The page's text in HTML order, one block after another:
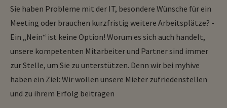
Sie haben Probleme mit der IT, besondere Wünsche für ein
Meeting oder brauchen kurzfristig weitere Arbeitsplätze? -
Ein „Nein“ ist keine Option! Worum es sich auch handelt,
unsere kompetenten Mitarbeiter und Partner sind immer
zur Stelle, um Sie zu unterstützen. Denn wir bei myhive
haben ein Ziel: Wir wollen unsere Mieter zufriedenstellen
und zu ihrem Erfolg beitragen